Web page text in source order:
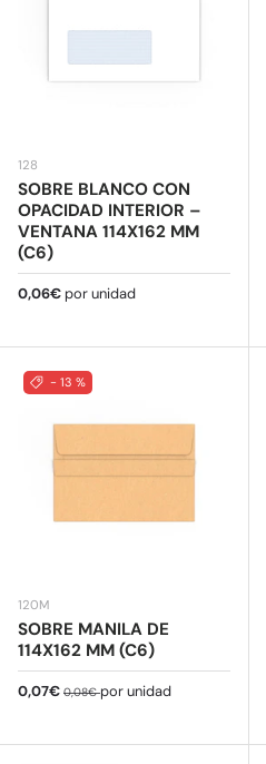
128
SOBRE BLANCO CON
OPACIDAD INTERIOR –
VENTANA 114X162 MM
(C6)
Precio normal
0,06€ por unidad
- 13 %
120M
SOBRE MANILA DE
114X162 MM (C6)
Precio de venta
0,07€ Precio normal
0,08€por unidad